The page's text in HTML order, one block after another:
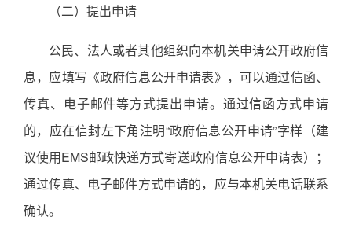
（二）提出申请
公民、法人或者其他组织向本机关申请公开政府信
息，应填写《政府信息公开申请表》，可以通过信函、
传真、电子邮件等方式提出申请。通过信函方式申请
的，应在信封左下角注明“政府信息公开申请”字样（建
议使用EMS邮政快递方式寄送政府信息公开申请表）；
通过传真、电子邮件方式申请的，应与本机关电话联系
确认。